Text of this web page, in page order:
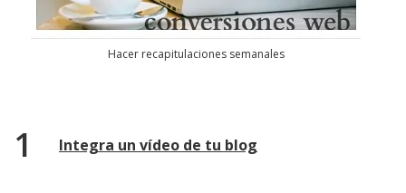
Hacer recapitulaciones semanales
Integra un vídeo de tu blog